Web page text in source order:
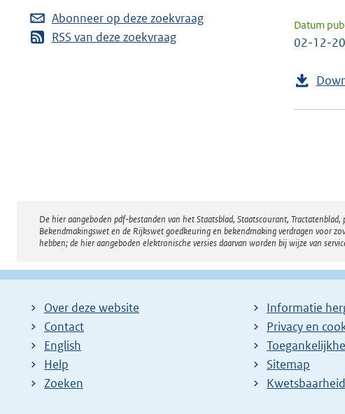
Abonneer op deze zoekvraag
RSS van deze zoekvraag
Datum
02-12-
Disclaimer
De hier aangeboden pdf-bestanden van het Staatsblad, Staatscourant,
Bekendmakingswet en de Rijkswet goedkeuring en bekendmaking verdragen voor
hebben; de hier aangeboden elektronische versies daarvan worden bij wijze van
Over deze website
Contact
English
Help
Zoeken
Informatie
Privacy en
Sitemap
E